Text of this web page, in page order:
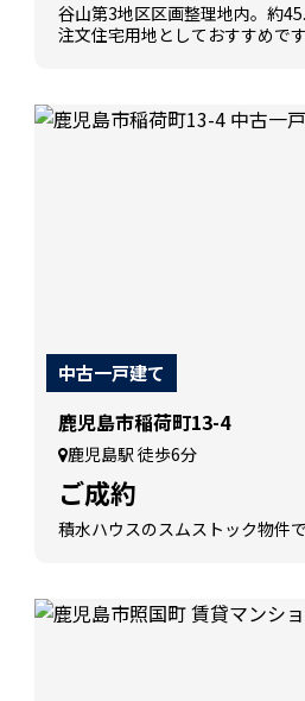
谷山第3地区区画整理地内。約
注文住宅用地としておすすめです
中古一戸建て
鹿児島市稲荷町13-4
鹿児島駅 徒歩6分
ご成約
積水ハウスのスムストック物件